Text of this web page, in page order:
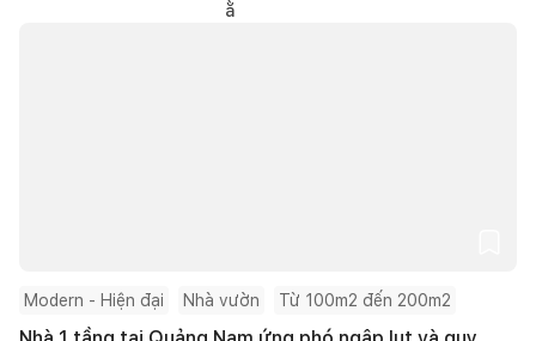
Modern - Hiện đại Nhà vườn Từ 100m2 đến 200m2